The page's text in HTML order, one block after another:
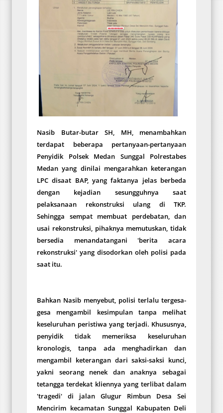
Nasib Butar-butar SH, MH, menambahkan
terdapat beberapa pertanyaan-pertanyaan
Penyidik Polsek Medan Sunggal Polrestabes
Medan yang dinilai mengarahkan keterangan
LPC disaat BAP, yang faktanya jelas berbeda
dengan kejadian sesungguhnya saat
pelaksanaan rekonstruksi ulang di TKP.
Sehingga sempat membuat perdebatan, dan
usai rekonstruksi, pihaknya memutuskan, tidak
bersedia menandatangani 'berita acara
rekonstruksi' yang disodorkan oleh polisi pada
saat itu.
Bahkan Nasib menyebut, polisi terlalu tergesa-
gesa mengambil kesimpulan tanpa melihat
keseluruhan peristiwa yang terjadi. Khususnya,
penyidik tidak memeriksa keseluruhan
kronologis, tanpa ada menghadirkan dan
mengambil keterangan dari saksi-saksi kunci,
yakni seorang nenek dan anaknya sebagai
tetangga terdekat kliennya yang terlibat dalam
'tragedi' di jalan Glugur Rimbun Desa Sei
Mencirim kecamatan Sunggal Kabupaten Deli